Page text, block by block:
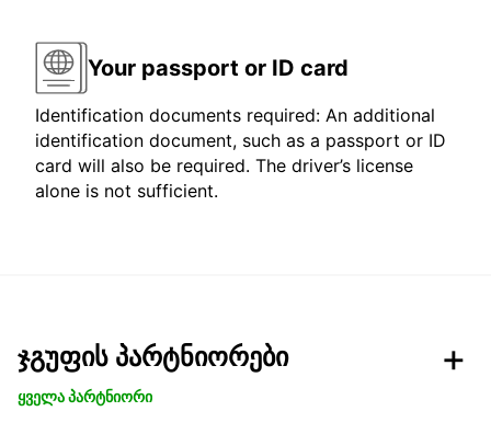
Your passport or ID card
Identification documents required: An additional
identification document, such as a passport or ID
card will also be required. The driver’s license
alone is not sufficient.
ჯგუფის პარტნიორები
ყველა პარტნიორი